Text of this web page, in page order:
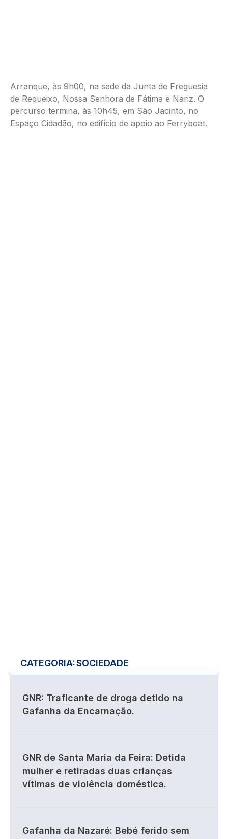
Arranque, às 9h00, na sede da Junta de Freguesia
de Requeixo, Nossa Senhora de Fátima e Nariz. O
percurso termina, às 10h45, em São Jacinto, no
Espaço Cidadão, no edifício de apoio ao Ferryboat.
CATEGORIA:SOCIEDADE
GNR: Traficante de droga detido na
Gafanha da Encarnação.
GNR de Santa Maria da Feira: Detida
mulher e retiradas duas crianças
vítimas de violência doméstica.
Gafanha da Nazaré: Bebé ferido sem